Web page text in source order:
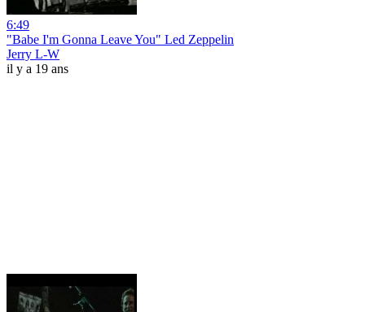
6:49
"Babe I'm Gonna Leave You" Led Zeppelin
Jerry L-W
il y a 19 ans